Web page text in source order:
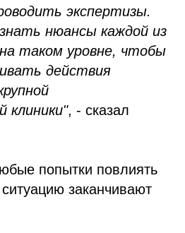
экспертизы.
нюансы каждой из
таком уровне, чтобы
действия
клиники", - сказал
попытки повлиять
заканчивают